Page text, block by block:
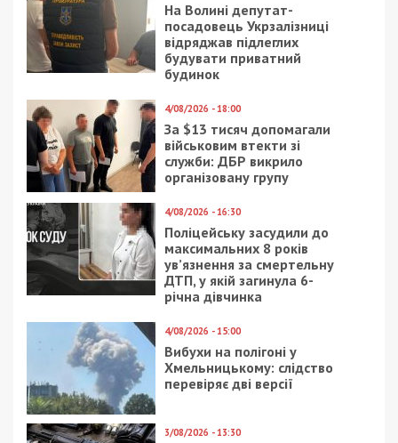
На Волині депутат-
посадовець Укрзалізниці
відряджав підлеглих
будувати приватний
будинок
4/08/2026 - 18:00
За $13 тисяч допомагали
військовим втекти зі
служби: ДБР викрило
організовану групу
4/08/2026 - 16:30
Поліцейську засудили до
максимальних 8 років
ув’язнення за смертельну
ДТП, у якій загинула 6-
річна дівчинка
4/08/2026 - 15:00
Вибухи на полігоні у
Хмельницькому: слідство
перевіряє дві версії
3/08/2026 - 13:30